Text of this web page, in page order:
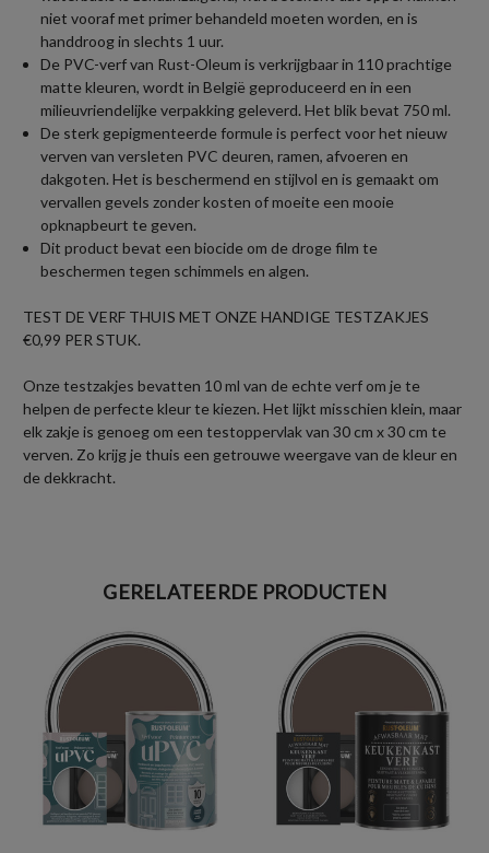
niet vooraf met primer behandeld moeten worden, en is
handdroog in slechts 1 uur.
De PVC-verf van Rust-Oleum is verkrijgbaar in 110 prachtige
matte kleuren, wordt in België geproduceerd en in een
milieuvriendelijke verpakking geleverd. Het blik bevat 750 ml.
De sterk gepigmenteerde formule is perfect voor het nieuw
verven van versleten PVC deuren, ramen, afvoeren en
dakgoten. Het is beschermend en stijlvol en is gemaakt om
vervallen gevels zonder kosten of moeite een mooie
opknapbeurt te geven.
Dit product bevat een biocide om de droge film te
beschermen tegen schimmels en algen.
TEST DE VERF THUIS MET ONZE HANDIGE TESTZAKJES
€0,99 PER STUK.
Onze testzakjes bevatten 10 ml van de echte verf om je te
helpen de perfecte kleur te kiezen. Het lijkt misschien klein, maar
elk zakje is genoeg om een testoppervlak van 30 cm x 30 cm te
verven. Zo krijg je thuis een getrouwe weergave van de kleur en
de dekkracht.
GERELATEERDE PRODUCTEN